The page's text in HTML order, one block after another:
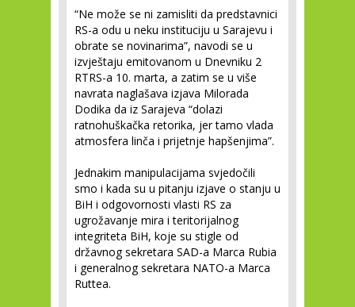
“Ne može se ni zamisliti da predstavnici
RS-a odu u neku instituciju u Sarajevu i
obrate se novinarima”, navodi se u
izvještaju emitovanom u Dnevniku 2
RTRS-a 10. marta, a zatim se u više
navrata naglašava izjava Milorada
Dodika da iz Sarajeva “dolazi
ratnohuškačka retorika, jer tamo vlada
atmosfera linča i prijetnje hapšenjima”.
Jednakim manipulacijama svjedočili
smo i kada su u pitanju izjave o stanju u
BiH i odgovornosti vlasti RS za
ugrožavanje mira i teritorijalnog
integriteta BiH, koje su stigle od
državnog sekretara SAD-a Marca Rubia
i generalnog sekretara NATO-a Marca
Ruttea.